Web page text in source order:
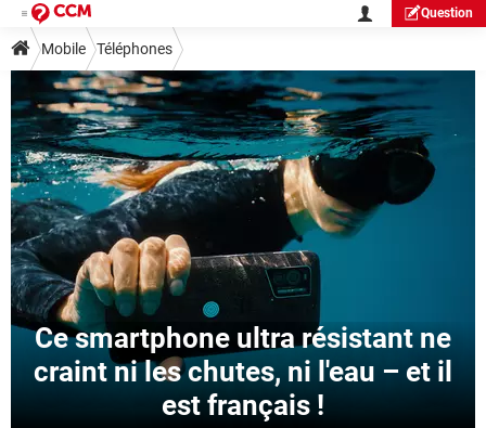
Question
Mobile Téléphones
Ce smartphone ultra résistant ne
craint ni les chutes, ni l'eau – et il
est français !